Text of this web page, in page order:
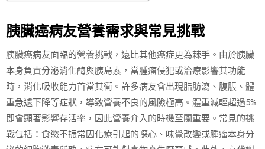
胰臟癌病友營養需求與常見挑戰
胰臟癌病友面臨的營養挑戰，遠比其他癌症更為棘手。由於胰臟
本身負責分泌消化酶與胰島素，當腫瘤侵犯或治療影響其功能
時，消化吸收能力首當其衝。許多病友會出現脂肪瀉、腹脹、體
重急遽下降等症狀，導致營養不良的風險極高。體重減輕超過5%
即會顯著影響存活率，因此營養介入的時機至關重要。常見的挑
戰包括：食慾不振常因化療引起的噁心、味覺改變或腫瘤本身分